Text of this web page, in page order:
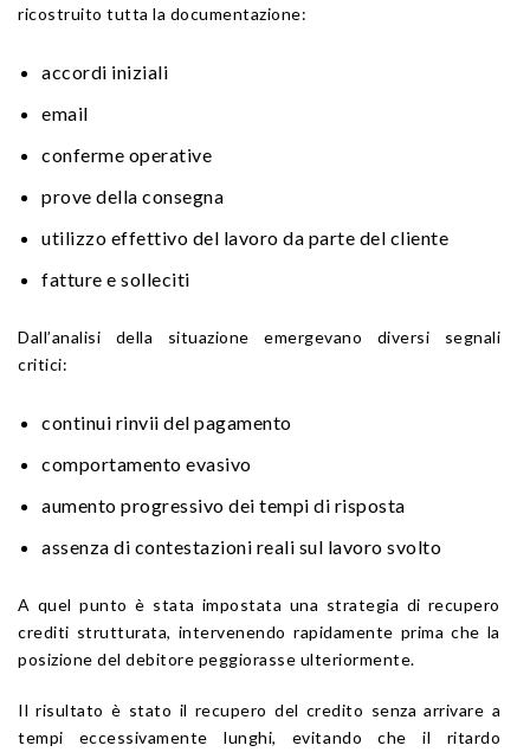
ricostruito tutta la documentazione:
accordi iniziali
email
conferme operative
prove della consegna
utilizzo effettivo del lavoro da parte del cliente
fatture e solleciti
Dall’analisi della situazione emergevano diversi segnali
critici:
continui rinvii del pagamento
comportamento evasivo
aumento progressivo dei tempi di risposta
assenza di contestazioni reali sul lavoro svolto
A quel punto è stata impostata una strategia di recupero
crediti strutturata, intervenendo rapidamente prima che la
posizione del debitore peggiorasse ulteriormente.
Il risultato è stato il recupero del credito senza arrivare a
tempi eccessivamente lunghi, evitando che il ritardo